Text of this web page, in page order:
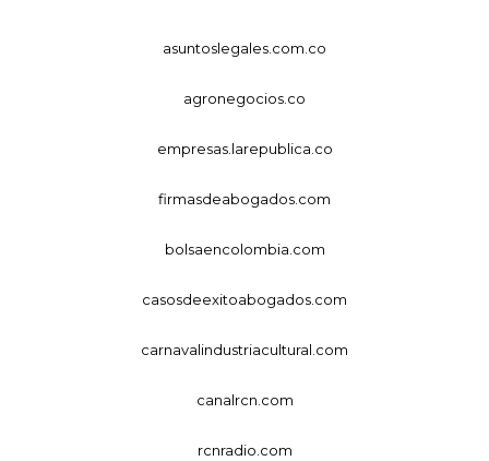
asuntoslegales.com.co
agronegocios.co
empresas.larepublica.co
firmasdeabogados.com
bolsaencolombia.com
casosdeexitoabogados.com
carnavalindustriacultural.com
canalrcn.com
rcnradio.com